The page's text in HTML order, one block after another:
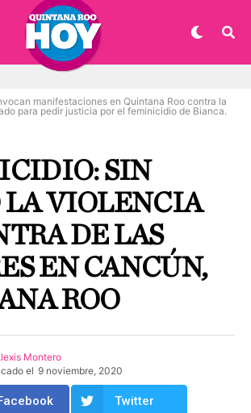
manifestaciones en Quintana Roo contra la
para pedir justicia por el feminicidio de Bianca.
SIN
LA VIOLENCIA
DE LAS
EN CANCÚN,
ROO
Montero
el 9 noviembre, 2020
Twitter